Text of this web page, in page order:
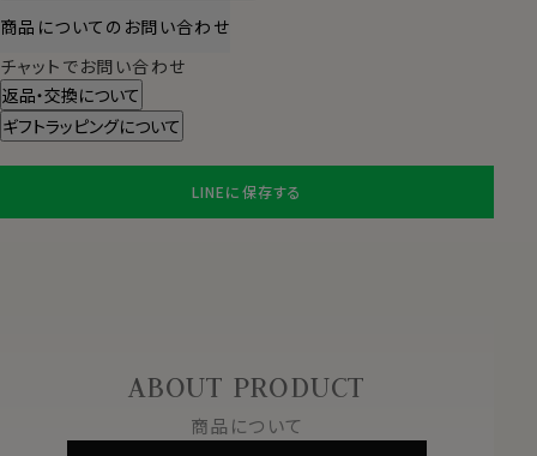
商品についてのお問い合わせ
チャットでお問い合わせ
返品・交換について
ギフトラッピングについて
LINEに保存する
ABOUT PRODUCT
商品について